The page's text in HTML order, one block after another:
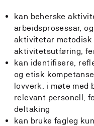
kan beherske
arbeidsprosessar,
aktivitetar metodisk
aktivitetsutføring,
kan identifisere,
og etisk
lovverk, i møte med
relevant personell,
deltaking
kan bruke fagleg